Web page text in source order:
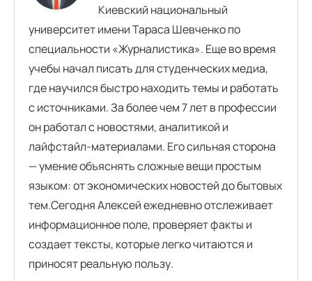
Киевский национальный
университет имени Тараса Шевченко по
специальности «Журналистика». Еще во время
учебы начал писать для студенческих медиа,
где научился быстро находить темы и работать
с источниками. За более чем 7 лет в профессии
он работал с новостями, аналитикой и
лайфстайл-материалами. Его сильная сторона
— умение объяснять сложные вещи простым
языком: от экономических новостей до бытовых
тем.Сегодня Алексей ежедневно отслеживает
информационное поле, проверяет факты и
создает тексты, которые легко читаются и
приносят реальную пользу.